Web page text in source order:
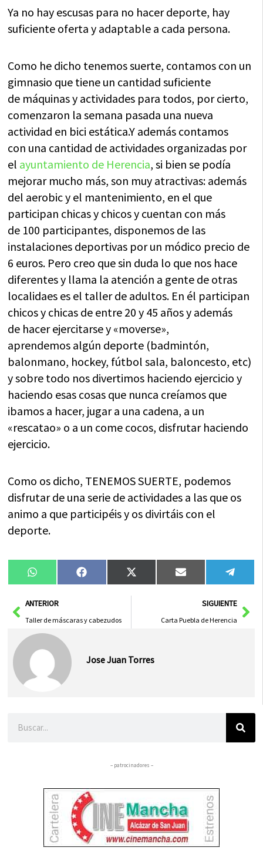
Ya no hay escusas para no hacer deporte, hay
suficiente oferta y adaptable a cada persona.
Como he dicho tenemos suerte, contamos con un
gimnasio que tiene un cantidad suficiente
de máquinas y actividades para todos, por cierto,
comenzaron la semana pasada una nueva
actividad en bici estática.Y además contamos
con una cantidad de actividades organizadas por
el ayuntamiento de Herencia, si bien se podía
mejorar mucho más, son muy atractivas: además
del aerobic y el mantenimiento, en el que
participan chicas y chicos y cuentan con más
de 100 participantes, disponemos de las
instalaciones deportivas por un módico precio de
6 euros. Pero creo que sin duda lo que nos hace
diferentes y llama la atención a gente de otras
localidaes es el taller de adultos. En él participan
chicos y chicas de entre 20 y 45 años y además
de hacer ejercitarse y «moverse»,
aprendemos algún deporte (badmintón,
balonmano, hockey, fútbol sala, baloncesto, etc)
y sobre todo nos divertimos haciendo ejercicio y
haciendo esas cosas que nunca creíamos que
ibamos a hacer, jugar a una cadena, a un
«rescatao» o a un come cocos, disfrutar haciendo
ejercicio.
Como os dicho, TENEMOS SUERTE, podemos
disfrutar de una serie de actividades a las que os
animo a que participéis y os divirtáis con el
deporte.
Compartir
en
WhatsAppCompartir
en
FacebookCompartir
en
X
(Twitter)
Compartir
en
Email
en
AntANTERIOR
Taller de máscaras y cabezudos
SIGUIENTE
Carta Puebla de Herencia
Jose Juan Torres
– patrocinadores –